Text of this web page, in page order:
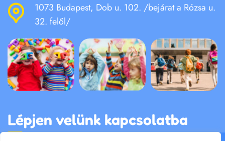
1073 Budapest, Dob u. 102. /bejárat a Rózsa u.
32. felől/
Lépjen velünk kapcsolatba